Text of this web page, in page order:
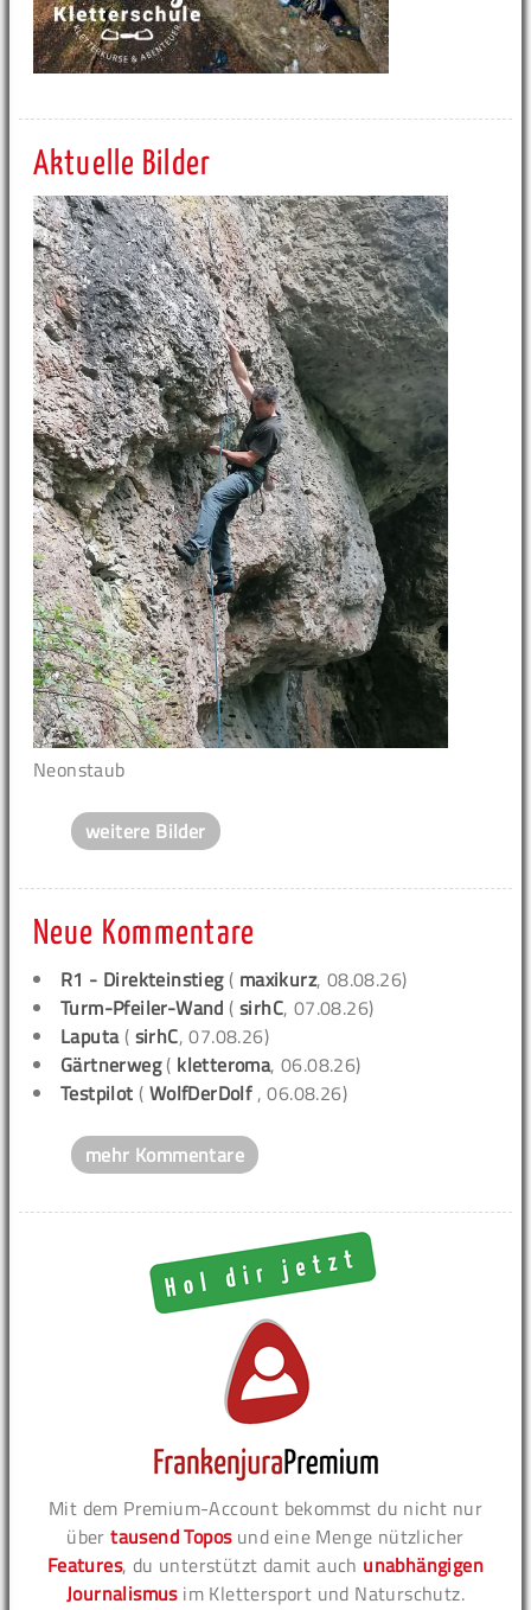
Aktuelle Bilder
Neonstaub
weitere Bilder
Neue Kommentare
R1 - Direkteinstieg( maxikurz, 08.08.26)
Turm-Pfeiler-Wand (sirhC, 07.08.26)
Laputa( sirhC, 07.08.26)
Gärtnerweg( kletteroma, 06.08.26)
Testpilot ( WolfDerDolf , 06.08.26)
mehr Kommentare
Mit dem Premium-Account bekommst du nicht nur
übertausend Toposund eine Menge nützlicher
Features, du unterstützt damit auch unabhängigen
Journalismusim Klettersport und Naturschutz.